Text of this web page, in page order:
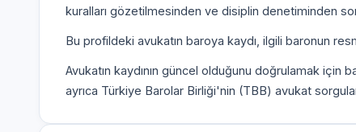
kuralları gözetilmesinden ve disiplin denetiminden
Bu profildeki avukatın baroya kaydı, ilgili baronun
Avukatın kaydının güncel olduğunu doğrulamak için
ayrıca Türkiye Barolar Birliği'nin (TBB) avukat